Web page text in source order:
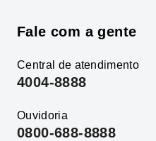
Fale com a gente
Central de atendimento
4004-8888
Ouvidoria
0800-688-8888